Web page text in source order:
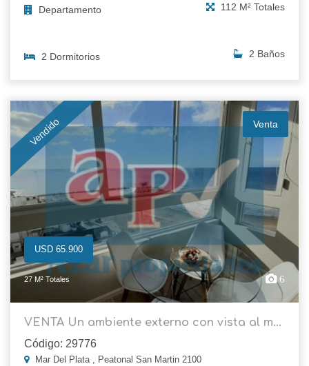
Departamento 112 M² Totales
2 Dormitorios 2 Baños
Vendido Venta
USD 65.900
27 M² Totales 6
VENTA Un ambiente externo con vista al m...
Código: 29776
Mar Del Plata , Peatonal San Martin 2100